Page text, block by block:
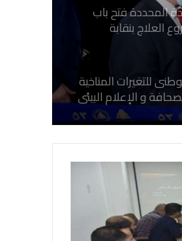
للتغيرات المناخية
العراقيين تستقبل طلبة
المستقبل في بابل
الصحافة النجفية
بمناسبة مرور ١١٢ عاما على صدور أول
العراقية تحية لكل
شهداء الصحافة